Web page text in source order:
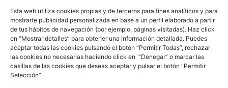
Esta web utiliza cookies propias y de terceros para fines analíticos y para
mostrarte publicidad personalizada en base a un perfil elaborado a partir
de tus hábitos de navegación (por ejemplo, páginas visitadas). Haz click
en “Mostrar detalles” para obtener una información detallada. Puedes
aceptar todas las cookies pulsando el botón “Permitir Todas”, rechazar
las cookies no necesarias haciendo click en “Denegar” o marcar las
casillas de las cookies que deseas aceptar y pulsar el botón "Permitir
Selección”